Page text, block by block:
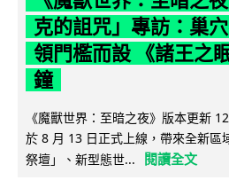
克的詛咒」專訪：巢
領門檻而設 《諸王之
鐘
《魔獸世界：至暗之夜》版本更新
於 8 月 13 日正式上線，帶來全新區
祭壇」、新型態世...
閱讀全文